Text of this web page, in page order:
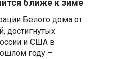
Алжира готовится
— МИД
ближе к зиме
Белого дома от
достигнутых
и США в
году –